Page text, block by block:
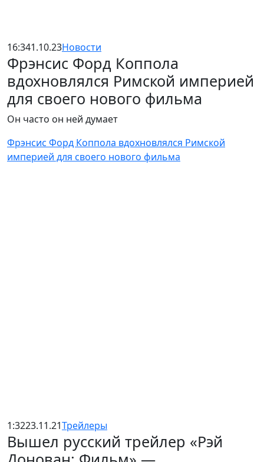
16:341.10.23Новости
Фрэнсис Форд Коппола
вдохновлялся Римской империей
для своего нового фильма
Он часто он ней думает
Фрэнсис Форд Коппола вдохновлялся Римской
империей для своего нового фильма
1:3223.11.21Трейлеры
Вышел русский трейлер «Рэй